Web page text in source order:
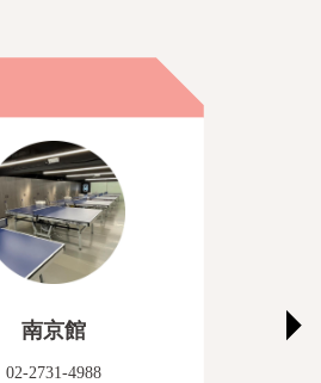
南京館
02-2731-4988